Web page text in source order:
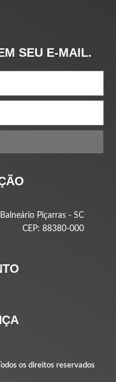
SEU E-MAIL.
Piçarras - SC
CEP: 88380-000
os direitos reservados